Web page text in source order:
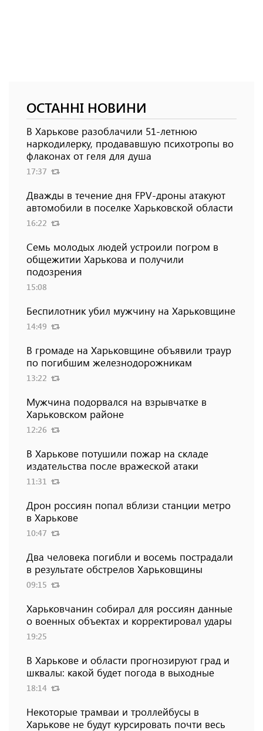
ОСТАННІ НОВИНИ
В Харькове разоблачили 51-летнюю
наркодилерку, продававшую психотропы во
флаконах от геля для душа
17:37
Дважды в течение дня FPV-дроны атакуют
автомобили в поселке Харьковской области
16:22
Семь молодых людей устроили погром в
общежитии Харькова и получили
подозрения
15:08
Беспилотник убил мужчину на Харьковщине
14:49
В громаде на Харьковщине объявили траур
по погибшим железнодорожникам
13:22
Мужчина подорвался на взрывчатке в
Харьковском районе
12:26
В Харькове потушили пожар на складе
издательства после вражеской атаки
11:31
Дрон россиян попал вблизи станции метро
в Харькове
10:47
Два человека погибли и восемь пострадали
в результате обстрелов Харьковщины
09:15
Харьковчанин собирал для россиян данные
о военных объектах и ​​корректировал удары
19:25
В Харькове и области прогнозируют град и
шквалы: какой будет погода в выходные
18:14
Некоторые трамваи и троллейбусы в
Харькове не будут курсировать почти весь